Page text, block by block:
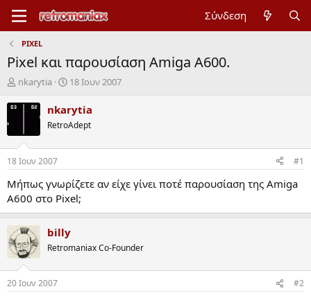
Σύνδεση
PIXEL
Pixel και παρουσίαση Amiga A600.
Έ
α
η
μ
ί
ζ
α
ς
nkarytia
Η
ε
ρ
ο
ν
ί
έ
α
ρ
η
18 Ιουν 2007
nkarytia
RetroAdept
18 Ιουν 2007 #1
Μήπως γνωρίζετε αν είχε γίνει ποτέ παρουσίαση της Amiga
A600 στο Pixel;
billy
Retromaniax Co-Founder
20 Ιουν 2007 #2